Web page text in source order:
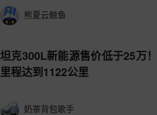
熊夏云鲸鱼
坦克300L新能源售价低于25万
里程达到1122公里
奶茶背包歌手